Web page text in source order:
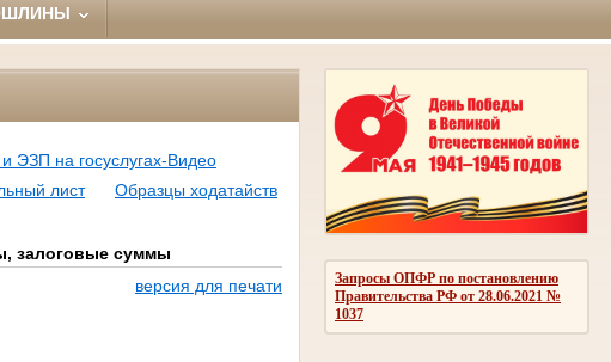
Запросы ОПФР по постановлению
Правительства РФ от 28.06.2021 №
1037
ЭЗП на госуслугах-Видео
лист
Образцы ходатайств
залоговые суммы
версия для печати